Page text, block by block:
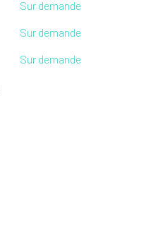
Sur demande
Sur demande
Sur demande